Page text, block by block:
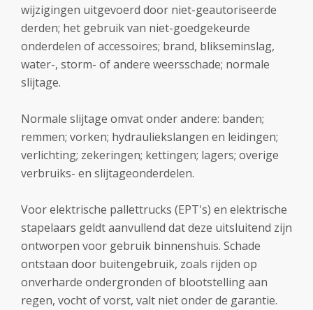
wijzigingen uitgevoerd door niet-geautoriseerde
derden; het gebruik van niet-goedgekeurde
onderdelen of accessoires; brand, blikseminslag,
water-, storm- of andere weersschade; normale
slijtage.
Normale slijtage omvat onder andere: banden;
remmen; vorken; hydrauliekslangen en leidingen;
verlichting; zekeringen; kettingen; lagers; overige
verbruiks- en slijtageonderdelen.
Voor elektrische pallettrucks (EPT's) en elektrische
stapelaars geldt aanvullend dat deze uitsluitend zijn
ontworpen voor gebruik binnenshuis. Schade
ontstaan door buitengebruik, zoals rijden op
onverharde ondergronden of blootstelling aan
regen, vocht of vorst, valt niet onder de garantie.